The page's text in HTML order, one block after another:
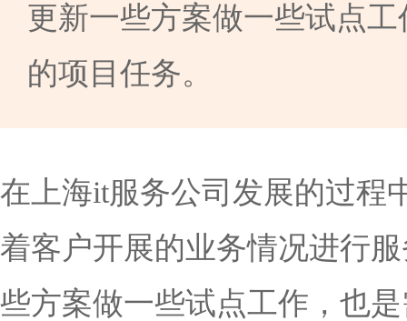
更新一些方案做一些试点
的项目任务。
在上海it服务公司发展的过程
着客户开展的业务情况进行
些方案做一些试点工作，也